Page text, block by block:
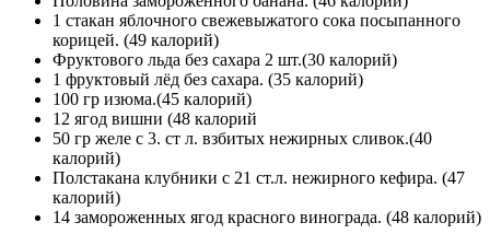
1 стакан яблочного свежевыжатого сока посыпанного
корицей. (49 калорий)
Фруктового льда без сахара 2 шт.(30 калорий)
1 фруктовый лёд без сахара. (35 калорий)
100 гр изюма.(45 калорий)
12 ягод вишни (48 калорий
50 гр желе с 3. ст л. взбитых нежирных сливок.(40
калорий)
Полстакана клубники с 21 ст.л. нежирного кефира. (47
калорий)
14 замороженных ягод красного винограда. (48 калорий)